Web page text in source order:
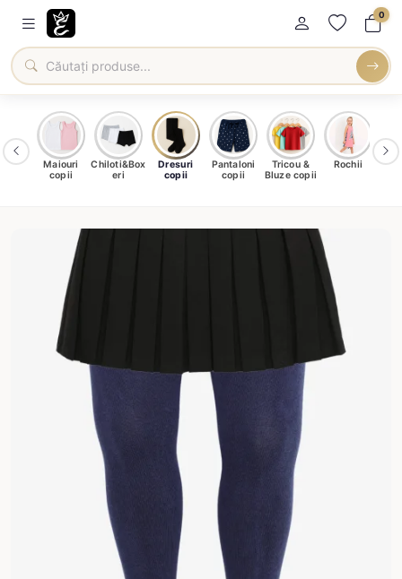
0
Maiouri
copii
Chiloti&Box
eri
Dresuri
copii
Pantaloni
copii
Tricou &
Bluze copii
Rochii